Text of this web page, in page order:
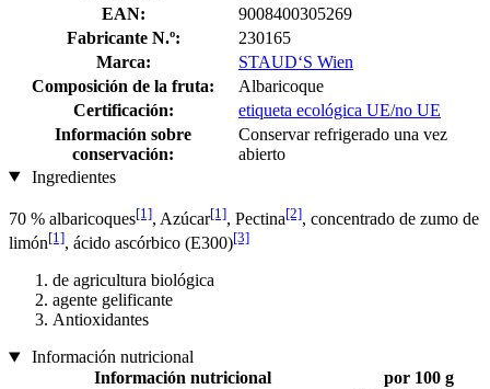
EAN:
9008400305269
Fabricante N.º:
230165
Marca:
STAUD‘S Wien
Composición de la fruta:
Albaricoque
Certificación:
etiqueta ecológica UE/no UE
Información sobre
conservación:
Conservar refrigerado una vez
abierto
Ingredientes
70 % albaricoques[1], Azúcar[1], Pectina[2], concentrado de zumo de
limón[1], ácido ascórbico (E300)[3]
de agricultura biológica
agente gelificante
Antioxidantes
Información nutricional
Información nutricional
por 100 g